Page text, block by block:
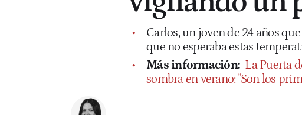
Carlos, un joven de 24 años
que no esperaba estas
Más información: La Puerta
sombra en verano: "Son los